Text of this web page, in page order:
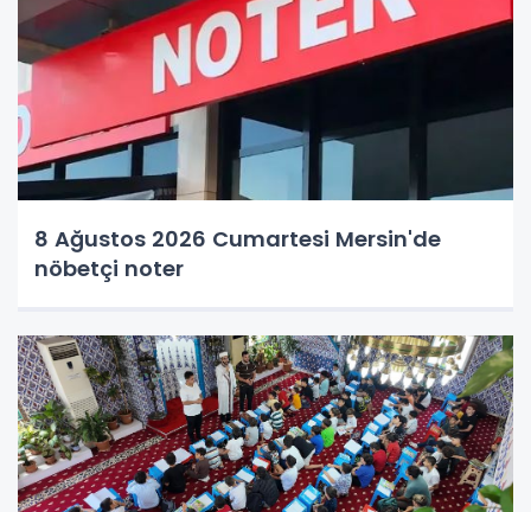
8 Ağustos 2026 Cumartesi Mersin'de
nöbetçi noter